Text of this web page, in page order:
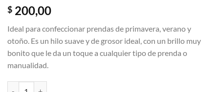
$ 200,00
Ideal para confeccionar prendas de primavera, verano y
otoño. Es un hilo suave y de grosor ideal, con un brillo muy
bonito que le da un toque a cualquier tipo de prenda o
manualidad.